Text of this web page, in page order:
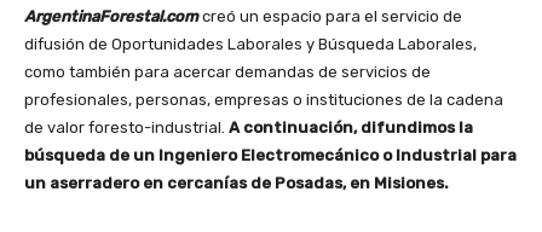
ArgentinaForestal.comcreó un espacio para el servicio de
difusión de Oportunidades Laborales y Búsqueda Laborales,
como también para acercar demandas de servicios de
profesionales, personas, empresas o instituciones de la cadena
de valor foresto-industrial. A continuación, difundimos la
búsqueda de un Ingeniero Electromecánico o Industrial para
un aserradero en cercanías de Posadas, en Misiones.